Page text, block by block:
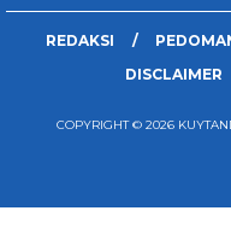
REDAKSI
DISCLAIMER
COPYRIGHT © 2026